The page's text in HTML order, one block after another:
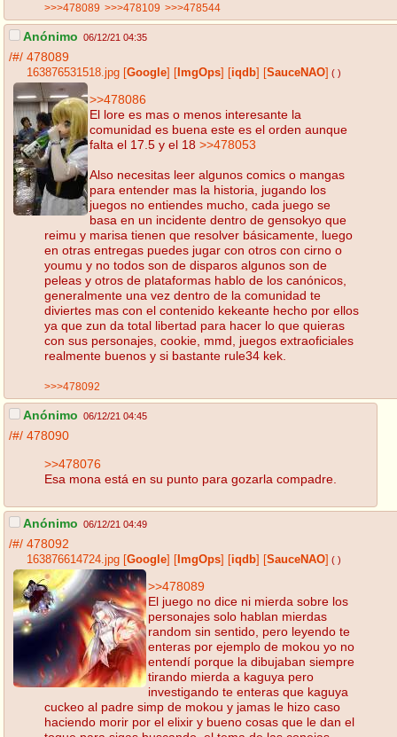
>>>478089 >>>478109 >>>478544
Anónimo 06/12/21 04:35
/#/ 478089
163876531518.jpg Google ImgOps iqdb SauceNAO ( )
>>478086
El lore es mas o menos interesante la
comunidad es buena este es el orden aunque
falta el 17.5 y el 18 >>478053
Also necesitas leer algunos comics o mangas
para entender mas la historia, jugando los
juegos no entiendes mucho, cada juego se
basa en un incidente dentro de gensokyo que
reimu y marisa tienen que resolver básicamente, luego
en otras entregas puedes jugar con otros con cirno o
youmu y no todos son de disparos algunos son de
peleas y otros de plataformas hablo de los canónicos,
generalmente una vez dentro de la comunidad te
diviertes mas con el contenido kekeante hecho por ellos
ya que zun da total libertad para hacer lo que quieras
con sus personajes, cookie, mmd, juegos extraoficiales
realmente buenos y si bastante rule34 kek.
>>>478092
Anónimo 06/12/21 04:45
/#/ 478090
>>478076
Esa mona está en su punto para gozarla compadre.
Anónimo 06/12/21 04:49
/#/ 478092
163876614724.jpg Google ImgOps iqdb SauceNAO ( )
>>478089
El juego no dice ni mierda sobre los
personajes solo hablan mierdas
random sin sentido, pero leyendo te
enteras por ejemplo de mokou yo no
entendí porque la dibujaban siempre
tirando mierda a kaguya pero
investigando te enteras que kaguya
cuckeo al padre simp de mokou y jamas le hizo caso
haciendo morir por el elixir y bueno cosas que le dan el